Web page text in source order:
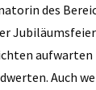
des
Auch